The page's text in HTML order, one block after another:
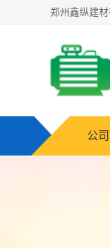
公